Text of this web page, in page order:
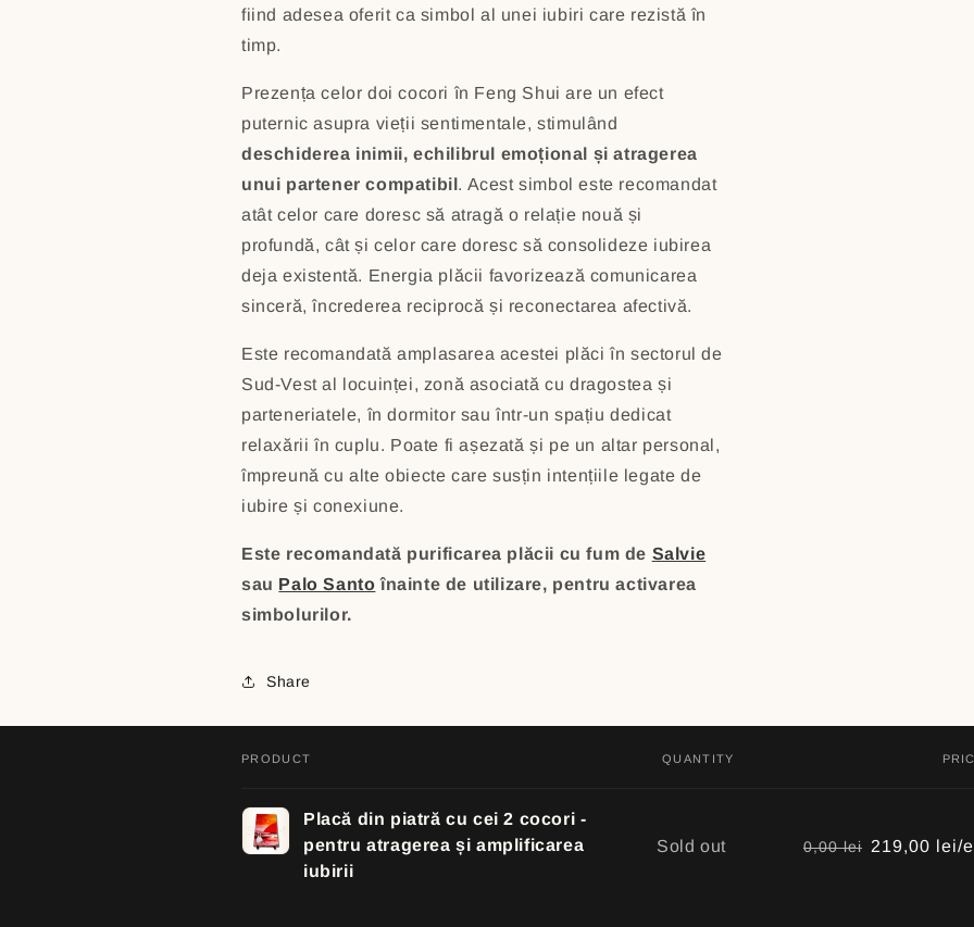
fiind adesea oferit ca simbol al unei iubiri care rezistă în
timp.
Prezența celor doi cocori în Feng Shui are un efect
puternic asupra vieții sentimentale, stimulând
deschiderea inimii, echilibrul emoțional și atragerea
unui partener compatibil. Acest simbol este recomandat
atât celor care doresc să atragă o relație nouă și
profundă, cât și celor care doresc să consolideze iubirea
deja existentă. Energia plăcii favorizează comunicarea
sinceră, încrederea reciprocă și reconectarea afectivă.
Este recomandată amplasarea acestei plăci în sectorul de
Sud-Vest al locuinței, zonă asociată cu dragostea și
parteneriatele, în dormitor sau într-un spațiu dedicat
relaxării în cuplu. Poate fi așezată și pe un altar personal,
împreună cu alte obiecte care susțin intențiile legate de
iubire și conexiune.
Este recomandată purificarea plăcii cufum de Salvie
sau Palo Santo înainte de utilizare, pentru activarea
simbolurilor.
Share
cart
PRODUCT QUANTITY
Placă din piatră cu cei 2 cocori -
pentru atragerea și amplificarea
iubirii
Quantity
Sold out 0,00 lei 219,00 lei/